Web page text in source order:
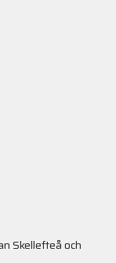
Skellefteå och